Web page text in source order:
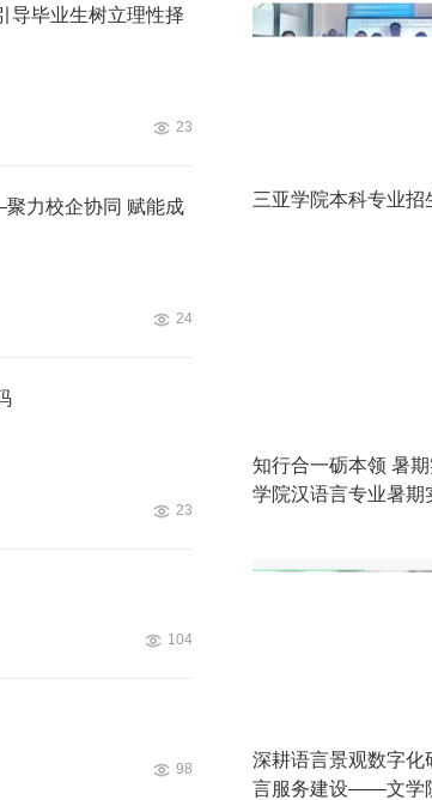
导毕业生树立理性择
23
力校企协同 赋能成
24
23
104
98
三亚学院本科专业
知行合一砺本领 暑
学院汉语言专业暑期
深耕语言景观数字化
言服务建设——文学